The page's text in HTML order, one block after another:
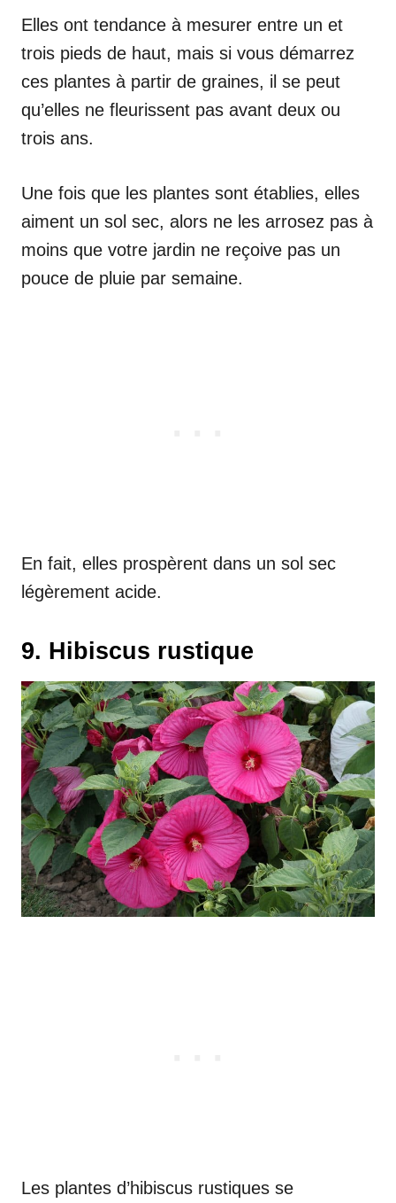
Elles ont tendance à mesurer entre un et
trois pieds de haut, mais si vous démarrez
ces plantes à partir de graines, il se peut
qu’elles ne fleurissent pas avant deux ou
trois ans.
Une fois que les plantes sont établies, elles
aiment un sol sec, alors ne les arrosez pas à
moins que votre jardin ne reçoive pas un
pouce de pluie par semaine.
En fait, elles prospèrent dans un sol sec
légèrement acide.
9. Hibiscus rustique
Les plantes d’hibiscus rustiques se